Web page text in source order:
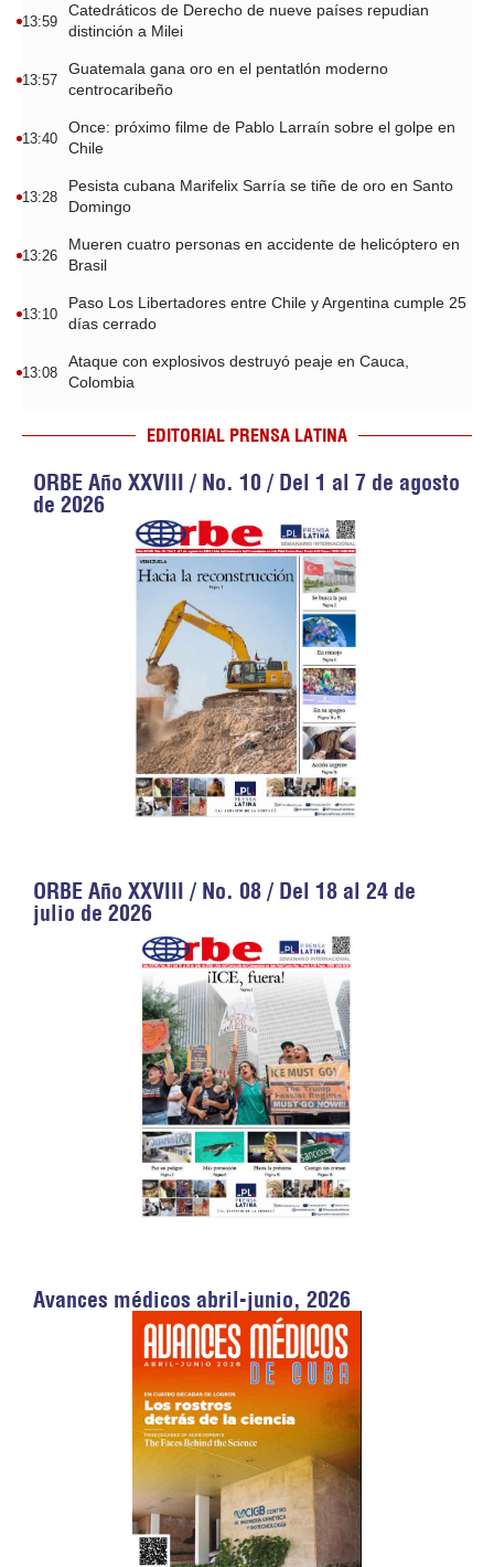
13:59
Catedráticos de Derecho de nueve países repudian
distinción a Milei
13:57
Guatemala gana oro en el pentatlón moderno
centrocaribeño
13:40
Once: próximo filme de Pablo Larraín sobre el golpe en
Chile
13:28
Pesista cubana Marifelix Sarría se tiñe de oro en Santo
Domingo
13:26
Mueren cuatro personas en accidente de helicóptero en
Brasil
13:10
Paso Los Libertadores entre Chile y Argentina cumple 25
días cerrado
13:08
Ataque con explosivos destruyó peaje en Cauca,
Colombia
EDITORIAL PRENSA LATINA
ORBE Año XXVIII / No. 10 / Del 1 al 7 de agosto
de 2026
ORBE Año XXVIII / No. 08 / Del 18 al 24 de
julio de 2026
Avances médicos abril-junio, 2026